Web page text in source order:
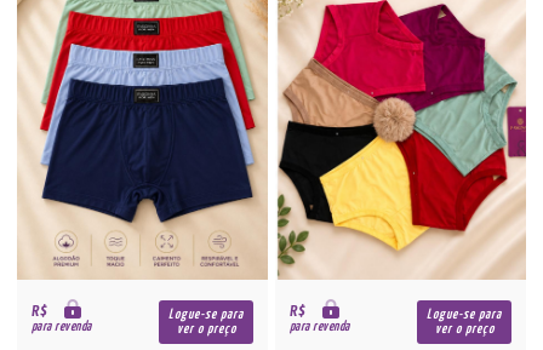
R$
para revenda
Logue-se para
ver o preço
R$
para revenda
Logue-se para
ver o preço